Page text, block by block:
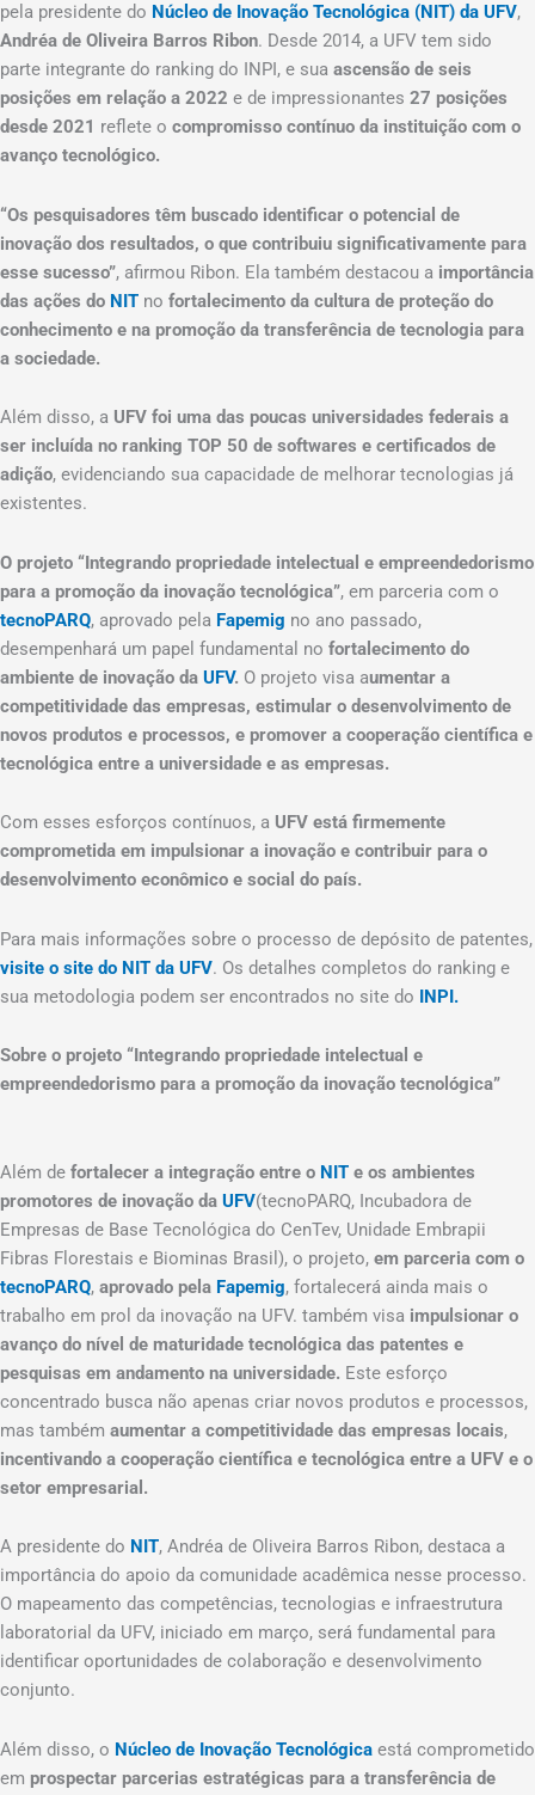
pela presidente do Núcleo de Inovação Tecnológica (NIT) da UFV,
Andréa de Oliveira Barros Ribon. Desde 2014, a UFV tem sido
parte integrante do ranking do INPI, e sua ascensão de seis
posições em relação a 2022 e de impressionantes 27 posições
desde 2021 reflete o compromisso contínuo da instituição com o
avanço tecnológico.
“Os pesquisadores têm buscado identificar o potencial de
inovação dos resultados, o que contribuiu significativamente para
esse sucesso”, afirmou Ribon. Ela também destacou a importância
das ações do NIT no fortalecimento da cultura de proteção do
conhecimento e na promoção da transferência de tecnologia para
a sociedade.
Além disso, a UFV foi uma das poucas universidades federais a
ser incluída no ranking TOP 50 de softwares e certificados de
adição, evidenciando sua capacidade de melhorar tecnologias já
existentes.
O projeto “Integrando propriedade intelectual e empreendedorismo
para a promoção da inovação tecnológica”, em parceria com o
tecnoPARQ, aprovado pela Fapemig no ano passado,
desempenhará um papel fundamental no fortalecimento do
ambiente de inovação da UFV. O projeto visa aumentar a
competitividade das empresas, estimular o desenvolvimento de
novos produtos e processos, e promover a cooperação científica e
tecnológica entre a universidade e as empresas.
Com esses esforços contínuos, a UFV está firmemente
comprometida em impulsionar a inovação e contribuir para o
desenvolvimento econômico e social do país.
Para mais informações sobre o processo de depósito de patentes,
visite o site do NIT da UFV. Os detalhes completos do ranking e
sua metodologia podem ser encontrados no site do INPI.
Sobre o projeto “Integrando propriedade intelectual e
empreendedorismo para a promoção da inovação tecnológica”
Além de fortalecer a integração entre o NIT e os ambientes
promotores de inovação da UFV(tecnoPARQ, Incubadora de
Empresas de Base Tecnológica do CenTev, Unidade Embrapii
Fibras Florestais e Biominas Brasil), o projeto, em parceria com o
tecnoPARQ, aprovado pela Fapemig, fortalecerá ainda mais o
trabalho em prol da inovação na UFV. também visa impulsionar o
avanço do nível de maturidade tecnológica das patentes e
pesquisas em andamento na universidade. Este esforço
concentrado busca não apenas criar novos produtos e processos,
mas também aumentar a competitividade das empresas locais,
incentivando a cooperação científica e tecnológica entre a UFV e o
setor empresarial.
A presidente do NIT, Andréa de Oliveira Barros Ribon, destaca a
importância do apoio da comunidade acadêmica nesse processo.
O mapeamento das competências, tecnologias e infraestrutura
laboratorial da UFV, iniciado em março, será fundamental para
identificar oportunidades de colaboração e desenvolvimento
conjunto.
Além disso, o Núcleo de Inovação Tecnológica está comprometido
em prospectar parcerias estratégicas para a transferência de